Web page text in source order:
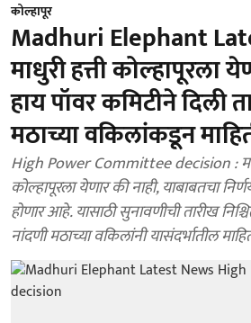
कोल्हापूर
Madhuri Elephant
माधुरी हत्ती कोल्हापूरला
हाय पॉवर कमिटीने दिली
मठाच्या वकिलांकडून
High Power Committee decision :
कोल्हापूरला येणार की नाही, याबाबतचा
होणार आहे. यासाठी सुनावणीची तारीख
नांदणी मठाच्या वकिलांनी यासंदर्भातील